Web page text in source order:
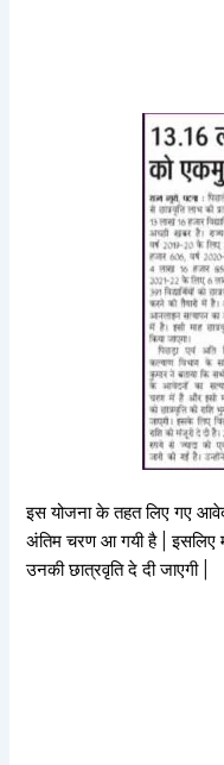
इस योजना के तहत लिए गए
अंतिम चरण आ गयी है | इसलिए
उनकी छात्रवृति दे दी जाएगी |